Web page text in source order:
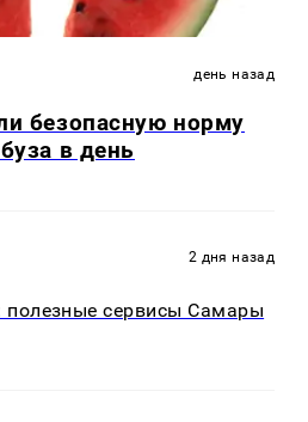
день назад
безопасную норму
в день
2 дня назад
сервисы Самары